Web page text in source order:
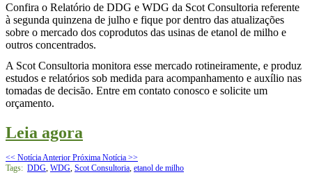
Confira o Relatório de DDG e WDG da Scot Consultoria referente
à segunda quinzena de julho e fique por dentro das atualizações
sobre o mercado dos coprodutos das usinas de etanol de milho e
outros concentrados.
A Scot Consultoria monitora esse mercado rotineiramente, e produz
estudos e relatórios sob medida para acompanhamento e auxílio nas
tomadas de decisão. Entre em contato conosco e solicite um
orçamento.
Leia agora
<< Notícia Anterior Próxima Notícia >>
Tags: DDG WDG Scot Consultoria etanol de milho